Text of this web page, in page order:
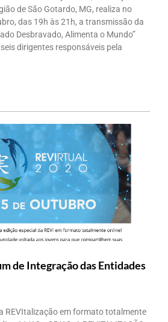
de São Gotardo, MG, realiza no
das 19h às 21h, a transmissão da
Desbravado, Alimenta o Mundo”
dirigentes responsáveis pela
de Integração das Entidades
REVItalização em formato totalmente